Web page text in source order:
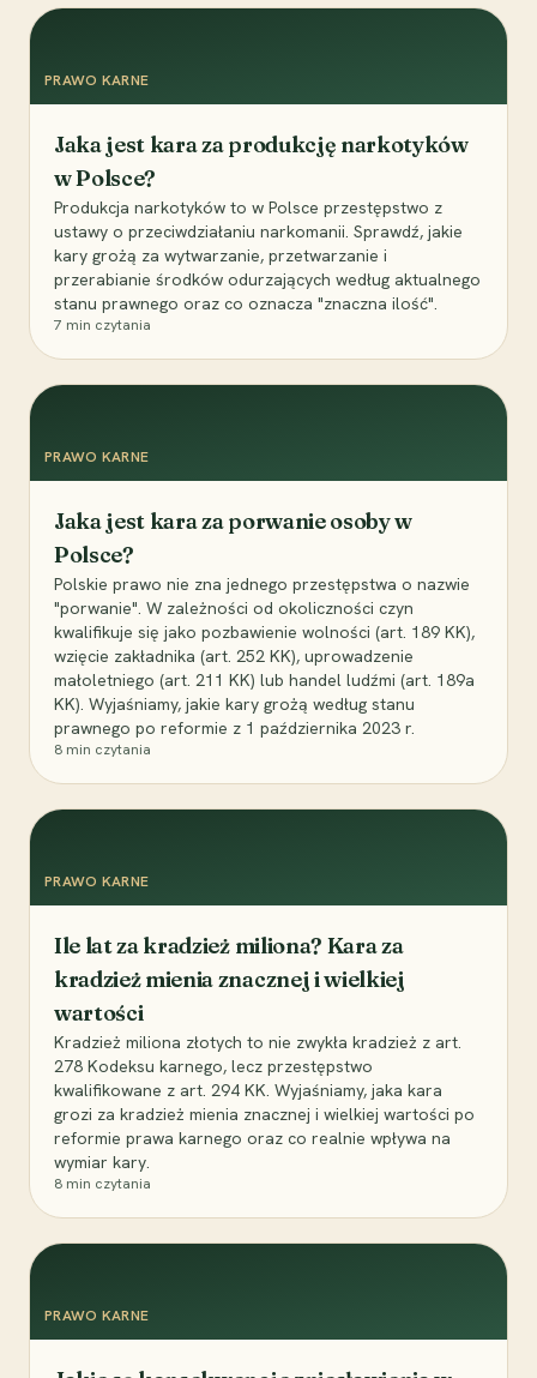
PRAWO KARNE
Jaka jest kara za produkcję narkotyków
w Polsce?
Produkcja narkotyków to w Polsce przestępstwo z
ustawy o przeciwdziałaniu narkomanii. Sprawdź, jakie
kary grożą za wytwarzanie, przetwarzanie i
przerabianie środków odurzających według aktualnego
stanu prawnego oraz co oznacza "znaczna ilość".
7 min czytania
PRAWO KARNE
Jaka jest kara za porwanie osoby w
Polsce?
Polskie prawo nie zna jednego przestępstwa o nazwie
"porwanie". W zależności od okoliczności czyn
kwalifikuje się jako pozbawienie wolności (art. 189 KK),
wzięcie zakładnika (art. 252 KK), uprowadzenie
małoletniego (art. 211 KK) lub handel ludźmi (art. 189a
KK). Wyjaśniamy, jakie kary grożą według stanu
prawnego po reformie z 1 października 2023 r.
8 min czytania
PRAWO KARNE
Ile lat za kradzież miliona? Kara za
kradzież mienia znacznej i wielkiej
wartości
Kradzież miliona złotych to nie zwykła kradzież z art.
278 Kodeksu karnego, lecz przestępstwo
kwalifikowane z art. 294 KK. Wyjaśniamy, jaka kara
grozi za kradzież mienia znacznej i wielkiej wartości po
reformie prawa karnego oraz co realnie wpływa na
wymiar kary.
8 min czytania
PRAWO KARNE